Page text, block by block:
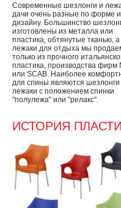
Современные шезлонги и
дачи очень разные по форме и
дизайну. Большинство
изготовлены из металла или
пластика, обтянутые тканью, а
лежаки для отдыха мы
только из прочного
пластика, производства фирм
или SCAB. Наиболее
для спины являются шезлонги
лежаки с положением спинки
"полулежа" или "релакс".
ИСТОРИЯ